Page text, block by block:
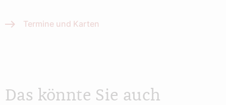
Termine und Karten
Das könnte Sie auch